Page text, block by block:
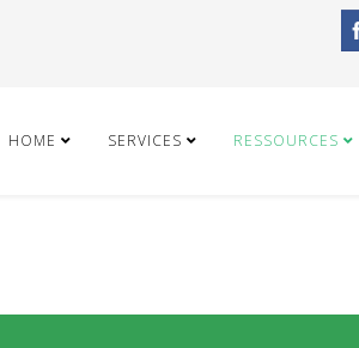
HOME SERVICES RESSOURCES